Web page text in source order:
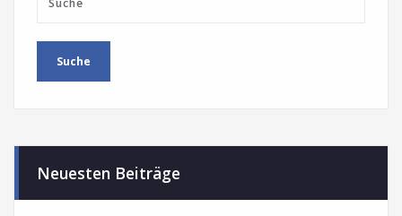
Neuesten Beiträge